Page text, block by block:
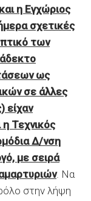
η Εγχώριος
σχετικές
των
ως
σε άλλες
είχαν
Τεχνικός
Δ/νση
με σειρά
. Να
στην λήψη